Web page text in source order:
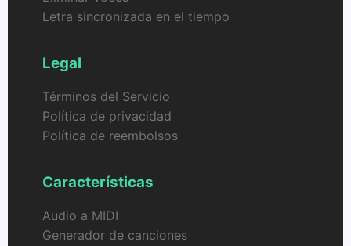
Letra sincronizada en el tiempo
Legal
Términos del Servicio
Política de privacidad
Política de reembolsos
Características
Audio a MIDI
Generador de canciones